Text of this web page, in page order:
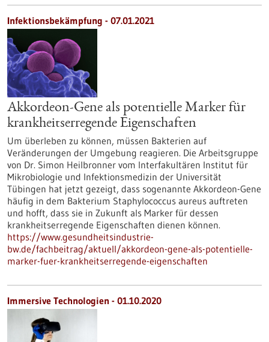
Infektionsbekämpfung - 07.01.2021
Akkordeon-Gene als potentielle Marker für
krankheitserregende Eigenschaften
Um überleben zu können, müssen Bakterien auf
Veränderungen der Umgebung reagieren. Die Arbeitsgruppe
von Dr. Simon Heilbronner vom Interfakultären Institut für
Mikrobiologie und Infektionsmedizin der Universität
Tübingen hat jetzt gezeigt, dass sogenannte Akkordeon-Gene
häufig in dem Bakterium Staphylococcus aureus auftreten
und hofft, dass sie in Zukunft als Marker für dessen
krankheitserregende Eigenschaften dienen können.
https://www.gesundheitsindustrie-
bw.de/fachbeitrag/aktuell/akkordeon-gene-als-potentielle-
marker-fuer-krankheitserregende-eigenschaften
Immersive Technologien - 01.10.2020